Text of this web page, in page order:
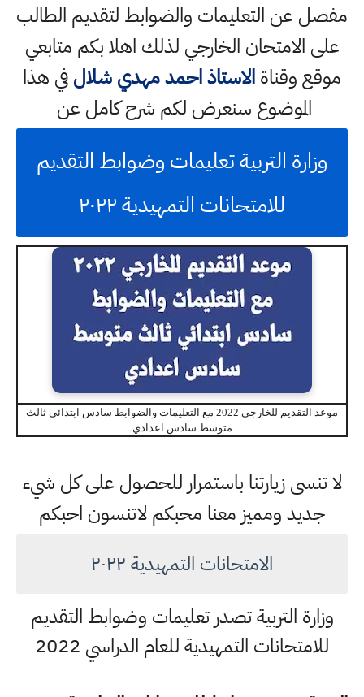
مفصل عن التعليمات والضوابط لتقديم الطالب
على الامتحان الخارجي لذلك اهلا بكم متابعي
موقع وقناةالاستاذ احمد مهدي شلالفي هذا
الموضوع سنعرض لكم شرح كامل عن
وزارة التربية تعليمات وضوابط التقديم
للامتحانات التمهيدية ٢٠٢٢
موعد التقديم للخارجي 2022 مع التعليمات والضوابط سادس ابتدائي ثالث
متوسط سادس اعدادي
لا تنسى زيارتنا باستمرار للحصول على كل شيء
جديد ومميز معنا محبكم لاتنسون احبكم
الامتحانات التمهيدية ٢٠٢٢
وزارة التربية تصدر تعليمات وضوابط التقديم
للامتحانات التمهيدية للعام الدراسي 2022